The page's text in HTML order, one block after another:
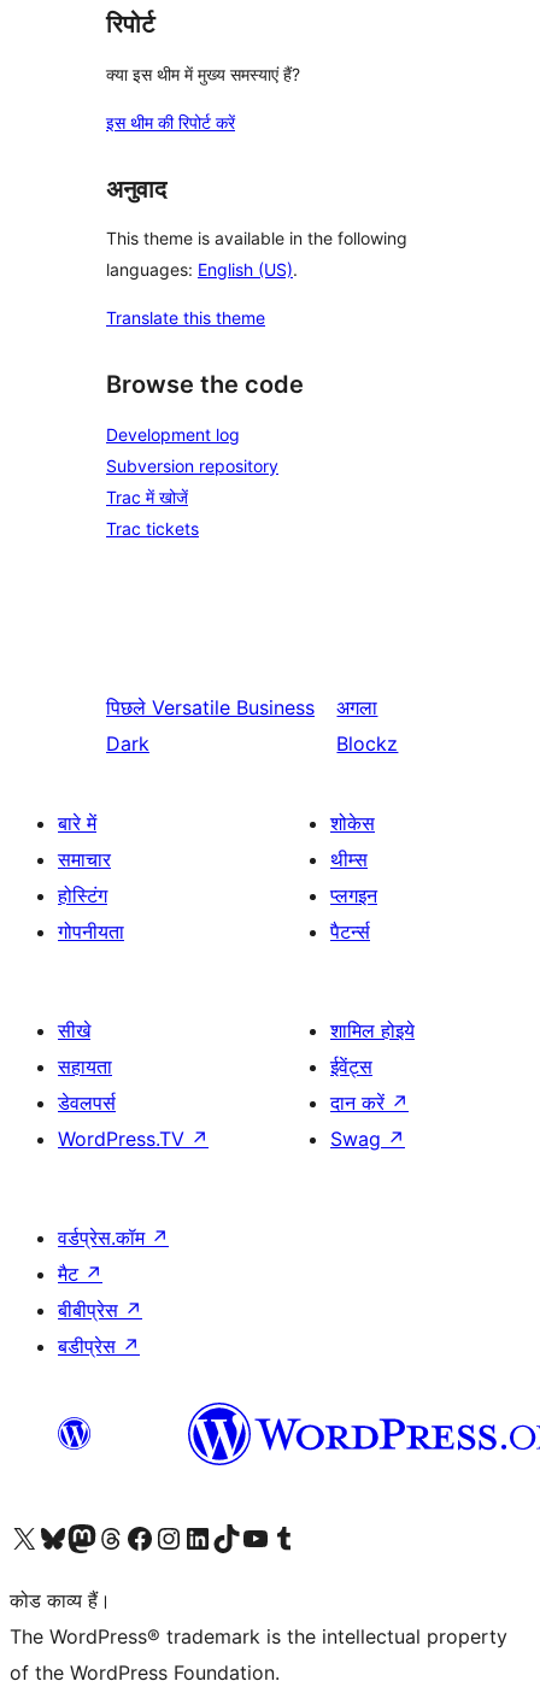
रिपोर्ट
क्या इस थीम में मुख्य समस्याएं हैं?
इस थीम की रिपोर्ट करें
अनुवाद
This theme is available in the following
languages: English (US).
Translate this theme
Browse the code
Development log
Subversion repository
Trac में खोजें
Trac tickets
पिछले Versatile Business
Dark
अगला
Blockz
बारे में
समाचार
होस्टिंग
गोपनीयता
शोकेस
थीम्स
प्लगइन
पैटर्न्स
सीखे
सहायता
डेवलपर्स
WordPress.TV ↗
शामिल होइये
ईवेंट्स
दान करें ↗
Swag ↗
वर्डप्रेस.कॉम ↗
मैट ↗
बीबीप्रेस ↗
बडीप्रेस ↗
Visit our X (formerly Twitter) account
हमारे बलुस्की खाते पर जाएँVisit our Mastodon account
हमारे थ्रेड्स अकाउंट पर जाएंहमारे फेसबुक पेज पर जाएँहमारे इंस्टाग्राम अकाउंट पर जाएंहमारे लिंक्डइन खाते पर जाएँहमारे टिकटॉक खाते पर जाएँहमारे यूट्यूब चैनल पर जाएंहमारे Tumblr खाते पर जाएँ
कोड काव्य हैं।
The WordPress® trademark is the intellectual property
of the WordPress Foundation.